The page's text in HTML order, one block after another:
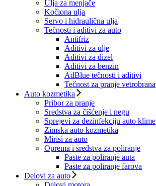
Ulja za menjače
Kočiona ulja
Servo i hidraulična ulja
Tečnosti i aditivi za auto
Antifriz
Aditivi za ulje
Aditivi za dizel
Aditivi za benzin
AdBlue tečnosti i aditivi
Tečnost za pranje vetrobrana
Auto kozmetika
Pribor za pranje
Sredstva za čišćenje i negu
Sprejevi za dezinfekciju auto klime
Zimska auto kozmetika
Mirisi za auto
Oprema i sredstva za poliranje
Paste za poliranje auta
Paste za poliranje farova
Delovi za auto